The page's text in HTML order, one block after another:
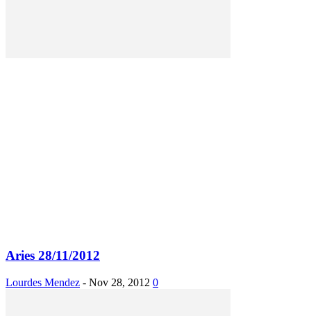
Aries 28/11/2012
Lourdes Mendez - Nov 28, 2012 0